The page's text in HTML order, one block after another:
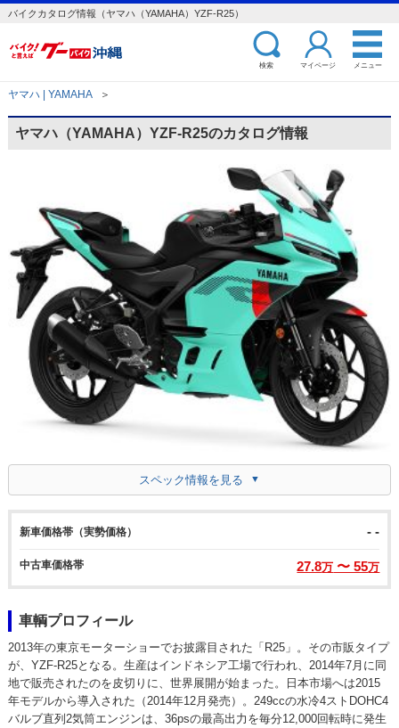
バイクカタログ情報（ヤマハ（YAMAHA）YZF-R25）
検索 マイページ メニュー
ヤマハ | YAMAHA ＞
ヤマハ（YAMAHA）YZF-R25のカタログ情報
スペック情報を見る
新車価格帯（実勢価格） - -
中古車価格帯 27.8万 〜 55万
車輌プロフィール
2013年の東京モーターショーでお披露目された「R25」。その市販タイプ
が、YZF-R25となる。生産はインドネシア工場で行われ、2014年7月に同
地で販売されたのを皮切りに、世界展開が始まった。日本市場へは2015
年モデルから導入された（2014年12月発売）。249ccの水冷4ストDOHC4
バルブ直列2気筒エンジンは、36psの最高出力を毎分12,000回転時に発生